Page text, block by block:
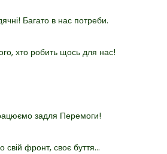
Багато в нас потреби.
хто робить щось для нас!
задля Перемоги!
свій фронт, своє буття…